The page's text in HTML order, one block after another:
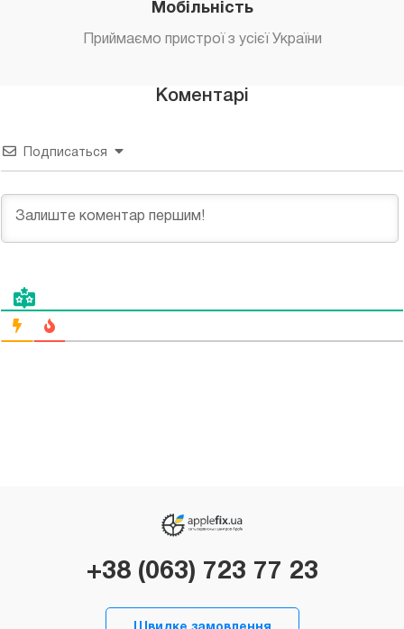
Мобільність
Приймаємо пристрої з усієї України
Коментарі
Подписаться
+38 (063) 723 77 23